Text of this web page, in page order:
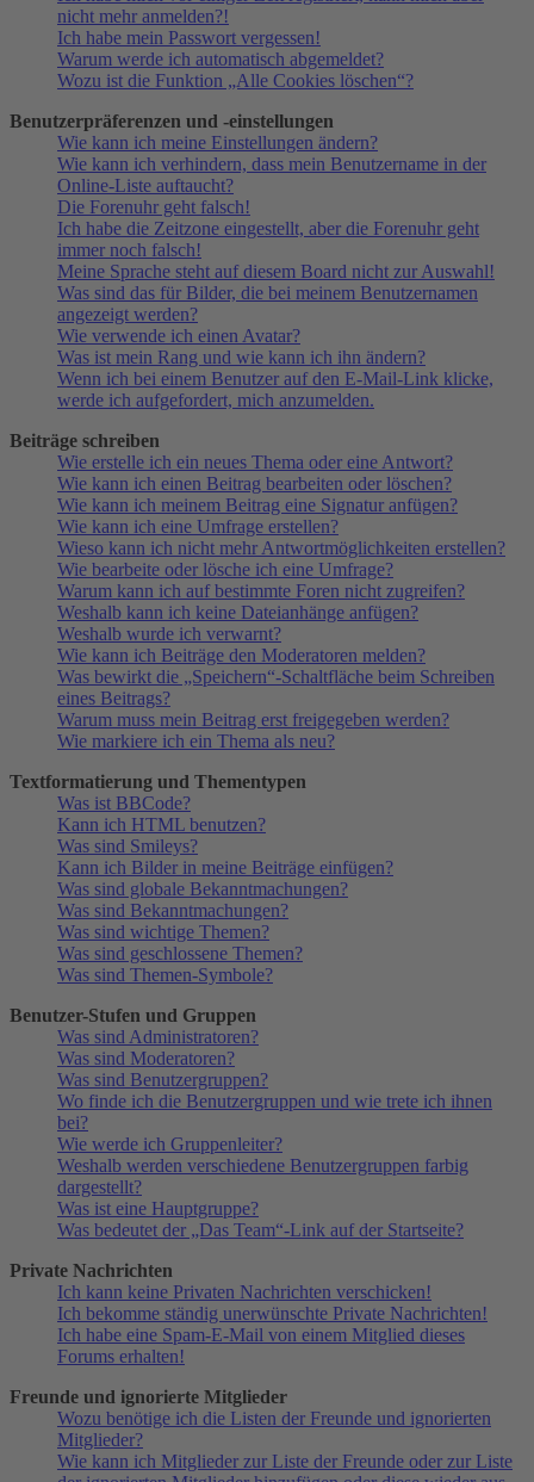
nicht mehr anmelden?!
Ich habe mein Passwort vergessen!
Warum werde ich automatisch abgemeldet?
Wozu ist die Funktion „Alle Cookies löschen“?
Benutzerpräferenzen und -einstellungen
Wie kann ich meine Einstellungen ändern?
Wie kann ich verhindern, dass mein Benutzername in der
Online-Liste auftaucht?
Die Forenuhr geht falsch!
Ich habe die Zeitzone eingestellt, aber die Forenuhr geht
immer noch falsch!
Meine Sprache steht auf diesem Board nicht zur Auswahl!
Was sind das für Bilder, die bei meinem Benutzernamen
angezeigt werden?
Wie verwende ich einen Avatar?
Was ist mein Rang und wie kann ich ihn ändern?
Wenn ich bei einem Benutzer auf den E-Mail-Link klicke,
werde ich aufgefordert, mich anzumelden.
Beiträge schreiben
Wie erstelle ich ein neues Thema oder eine Antwort?
Wie kann ich einen Beitrag bearbeiten oder löschen?
Wie kann ich meinem Beitrag eine Signatur anfügen?
Wie kann ich eine Umfrage erstellen?
Wieso kann ich nicht mehr Antwortmöglichkeiten erstellen?
Wie bearbeite oder lösche ich eine Umfrage?
Warum kann ich auf bestimmte Foren nicht zugreifen?
Weshalb kann ich keine Dateianhänge anfügen?
Weshalb wurde ich verwarnt?
Wie kann ich Beiträge den Moderatoren melden?
Was bewirkt die „Speichern“-Schaltfläche beim Schreiben
eines Beitrags?
Warum muss mein Beitrag erst freigegeben werden?
Wie markiere ich ein Thema als neu?
Textformatierung und Thementypen
Was ist BBCode?
Kann ich HTML benutzen?
Was sind Smileys?
Kann ich Bilder in meine Beiträge einfügen?
Was sind globale Bekanntmachungen?
Was sind Bekanntmachungen?
Was sind wichtige Themen?
Was sind geschlossene Themen?
Was sind Themen-Symbole?
Benutzer-Stufen und Gruppen
Was sind Administratoren?
Was sind Moderatoren?
Was sind Benutzergruppen?
Wo finde ich die Benutzergruppen und wie trete ich ihnen
bei?
Wie werde ich Gruppenleiter?
Weshalb werden verschiedene Benutzergruppen farbig
dargestellt?
Was ist eine Hauptgruppe?
Was bedeutet der „Das Team“-Link auf der Startseite?
Private Nachrichten
Ich kann keine Privaten Nachrichten verschicken!
Ich bekomme ständig unerwünschte Private Nachrichten!
Ich habe eine Spam-E-Mail von einem Mitglied dieses
Forums erhalten!
Freunde und ignorierte Mitglieder
Wozu benötige ich die Listen der Freunde und ignorierten
Mitglieder?
Wie kann ich Mitglieder zur Liste der Freunde oder zur Liste